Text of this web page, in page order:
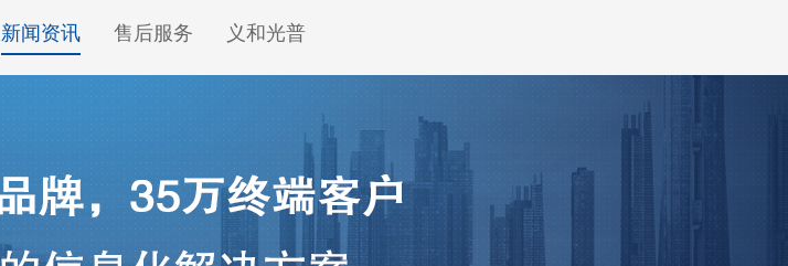
新闻资讯 售后服务 义和光普